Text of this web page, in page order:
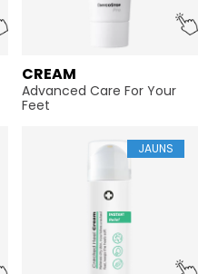
CREAM
Advanced Care For Your
Feet
JAUNS